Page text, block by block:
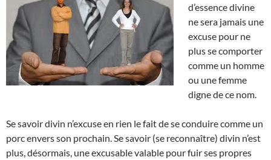
d’essence divine
ne sera jamais une
excuse pour ne
plus se comporter
comme un homme
ou une femme
digne de ce nom.
Se savoir divin n’excuse en rien le fait de se conduire comme un
porc envers son prochain. Se savoir (se reconnaître) divin n’est
plus, désormais, une excusable valable pour fuir ses propres